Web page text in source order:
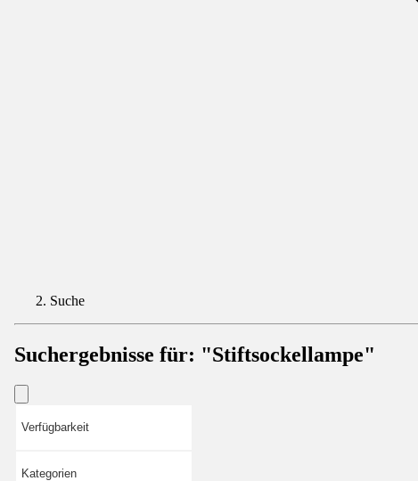
Suche
Suchergebnisse für: "Stiftsockellampe"
Verfügbarkeit
Kategorien